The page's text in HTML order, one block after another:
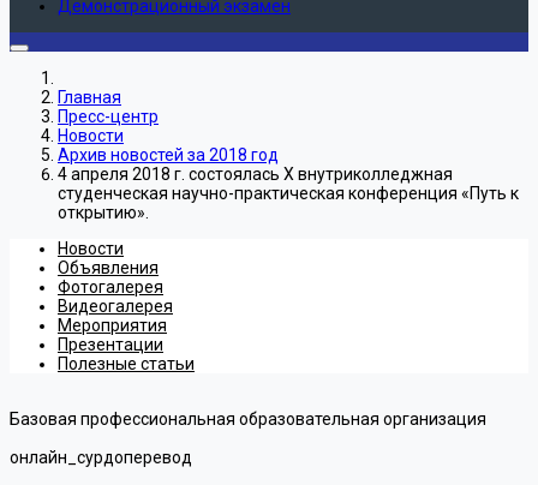
Демонстрационный экзамен
Главная
Пресс-центр
Новости
Архив новостей за 2018 год
4 апреля 2018 г. состоялась X внутриколледжная
студенческая научно-практическая конференция «Путь к
открытию».
Новости
Объявления
Фотогалерея
Видеогалерея
Мероприятия
Презентации
Полезные статьи
Базовая профессиональная образовательная организация
онлайн_сурдоперевод